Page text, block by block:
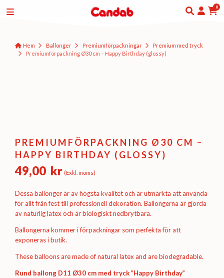
0
Hem Ballonger Premium­förpackningar
Premium med tryck
Premiumförpackning Ø30 cm – Happy Birthday (glossy)
PREMIUMFÖRPACKNING Ø30 CM –
HAPPY BIRTHDAY (GLOSSY)
49,00 kr (Exkl. moms)
Dessa ballonger är av högsta kvalitet och är utmärkta att använda
för allt från fest till professionell dekoration. Ballongerna är gjorda
av naturlig latex och är biologiskt nedbrytbara.
Ballongerna kommer i förpackningar som perfekta för att
exponeras i butik.
These balloons are made of natural latex and are biodegradable.
Rund ballong D11 Ø30 cm med tryck ”Happy Birthday”